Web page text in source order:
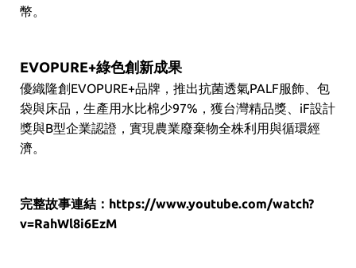
幣。
EVOPURE+綠色創新成果
優織隆創EVOPURE+品牌，推出抗菌透氣PALF服飾、包
袋與床品，生產用水比棉少97%，獲台灣精品獎、iF設計
獎與B型企業認證，實現農業廢棄物全株利用與循環經
濟。
完整故事連結： https://www.youtube.com/watch?
v=RahWl8i6EzM